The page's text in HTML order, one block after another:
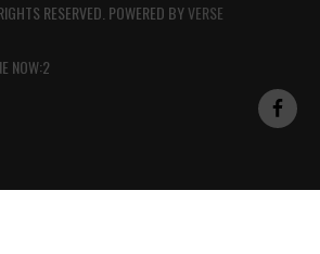
RESERVED. POWERED BYVERSE
NOW:2